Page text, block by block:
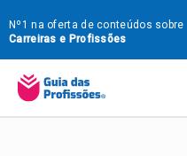
para
o
conteúdo
Nº1 na oferta de conteúdos sobre
Carreiras e Profissões